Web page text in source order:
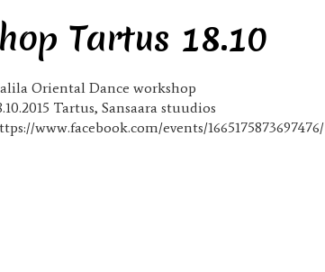
Tartus 18.10
Oriental Dance workshop
Tartus, Sansaara stuudios
www.facebook.com/events/1665175873697476/